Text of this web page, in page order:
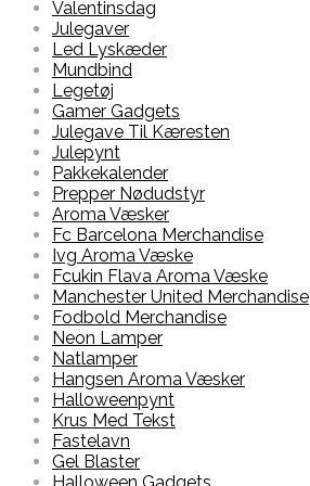
Valentinsdag
Julegaver
Led Lyskæder
Mundbind
Legetøj
Gamer Gadgets
Julegave Til Kæresten
Julepynt
Pakkekalender
Prepper Nødudstyr
Aroma Væsker
Fc Barcelona Merchandise
Ivg Aroma Væske
Fcukin Flava Aroma Væske
Manchester United Merchandise
Fodbold Merchandise
Neon Lamper
Natlamper
Hangsen Aroma Væsker
Halloweenpynt
Krus Med Tekst
Fastelavn
Gel Blaster